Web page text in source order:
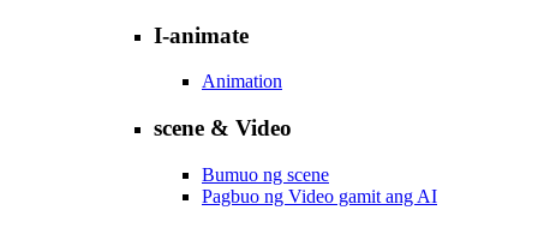
I-animate
Animation
scene & Video
Bumuo ng scene
Pagbuo ng Video gamit ang AI